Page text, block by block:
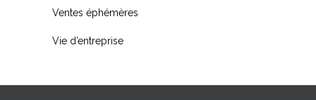
Ventes éphémères
Vie d’entreprise